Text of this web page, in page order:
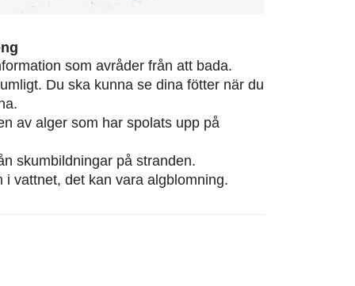
som avråder från att bada.
Du ska kunna se dina fötter när du
av alger som har spolats upp på
skumbildningar på stranden.
i vattnet, det kan vara algblomning.